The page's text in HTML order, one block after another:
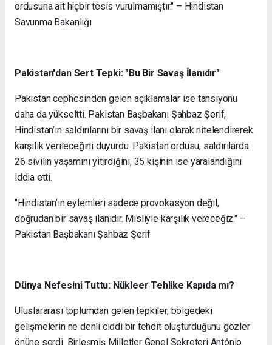
ordusuna ait hiçbir tesis vurulmamıştır." – Hindistan
Savunma Bakanlığı
Pakistan'dan Sert Tepki: "Bu Bir Savaş İlanıdır"
Pakistan cephesinden gelen açıklamalar ise tansiyonu
daha da yükseltti. Pakistan Başbakanı Şahbaz Şerif,
Hindistan’ın saldırılarını bir savaş ilanı olarak nitelendirerek
karşılık verileceğini duyurdu. Pakistan ordusu, saldırılarda
26 sivilin yaşamını yitirdiğini, 35 kişinin ise yaralandığını
iddia etti.
"Hindistan’ın eylemleri sadece provokasyon değil,
doğrudan bir savaş ilanıdır. Misliyle karşılık vereceğiz." –
Pakistan Başbakanı Şahbaz Şerif
Dünya Nefesini Tuttu: Nükleer Tehlike Kapıda mı?
Uluslararası toplumdan gelen tepkiler, bölgedeki
gelişmelerin ne denli ciddi bir tehdit oluşturduğunu gözler
önüne serdi. Birleşmiş Milletler Genel Sekreteri António